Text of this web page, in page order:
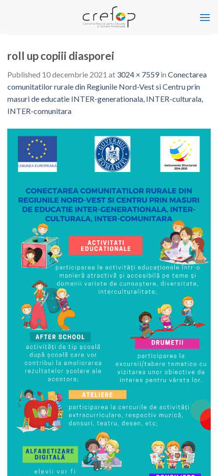
roll up copiii diasporei
Published 10 decembrie 2021 at 3024 × 7559in Conectarea
comunitatilor rurale din Regiunile Nord-Vest si Centru prin
masuri de educatie INTER-generationala, INTER-culturala,
INTER-comunitara